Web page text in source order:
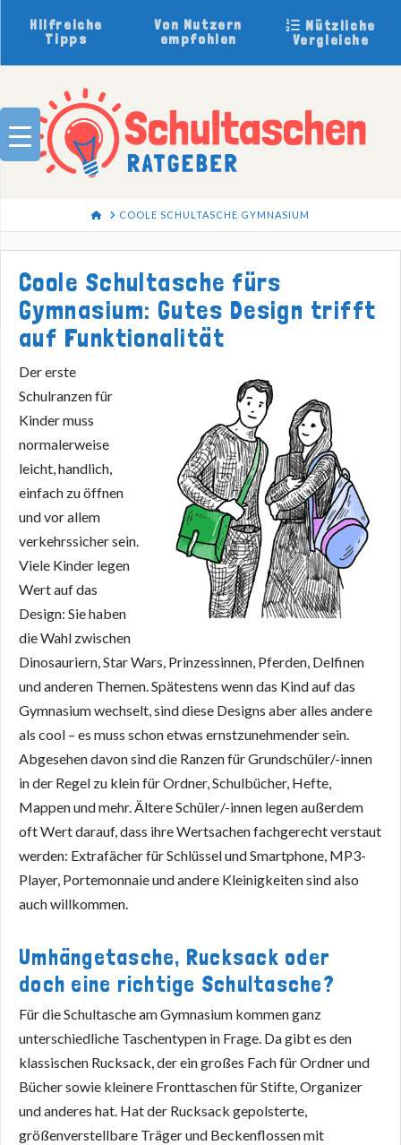
Hilfreiche
Tipps
Von Nutzern
empfohlen
Nützliche
Vergleiche
HOMECOOLE SCHULTASCHE GYMNASIUM
Coole Schultasche fürs
Gymnasium: Gutes Design trifft
auf Funktionalität
Der erste
Schulranzen für
Kinder muss
normalerweise
leicht, handlich,
einfach zu öffnen
und vor allem
verkehrssicher sein.
Viele Kinder legen
Wert auf das
Design: Sie haben
die Wahl zwischen
Dinosauriern, Star Wars, Prinzessinnen, Pferden, Delfinen
und anderen Themen. Spätestens wenn das Kind auf das
Gymnasium wechselt, sind diese Designs aber alles andere
als cool – es muss schon etwas ernstzunehmender sein.
Abgesehen davon sind die Ranzen für Grundschüler/-innen
in der Regel zu klein für Ordner, Schulbücher, Hefte,
Mappen und mehr. Ältere Schüler/-innen legen außerdem
oft Wert darauf, dass ihre Wertsachen fachgerecht verstaut
werden: Extrafächer für Schlüssel und Smartphone, MP3-
Player, Portemonnaie und andere Kleinigkeiten sind also
auch willkommen.
Umhängetasche, Rucksack oder
doch eine richtige Schultasche?
Für die Schultasche am Gymnasium kommen ganz
unterschiedliche Taschentypen in Frage. Da gibt es den
klassischen Rucksack, der ein großes Fach für Ordner und
Bücher sowie kleinere Fronttaschen für Stifte, Organizer
und anderes hat. Hat der Rucksack gepolsterte,
größenverstellbare Träger und Beckenflossen mit